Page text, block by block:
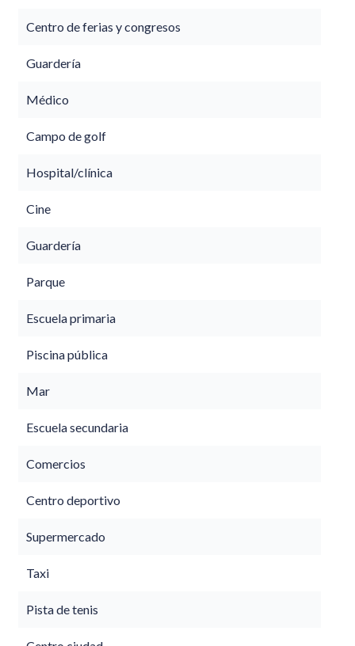
Centro de ferias y congresos
Guardería
Médico
Campo de golf
Hospital/clínica
Cine
Guardería
Parque
Escuela primaria
Piscina pública
Mar
Escuela secundaria
Comercios
Centro deportivo
Supermercado
Taxi
Pista de tenis